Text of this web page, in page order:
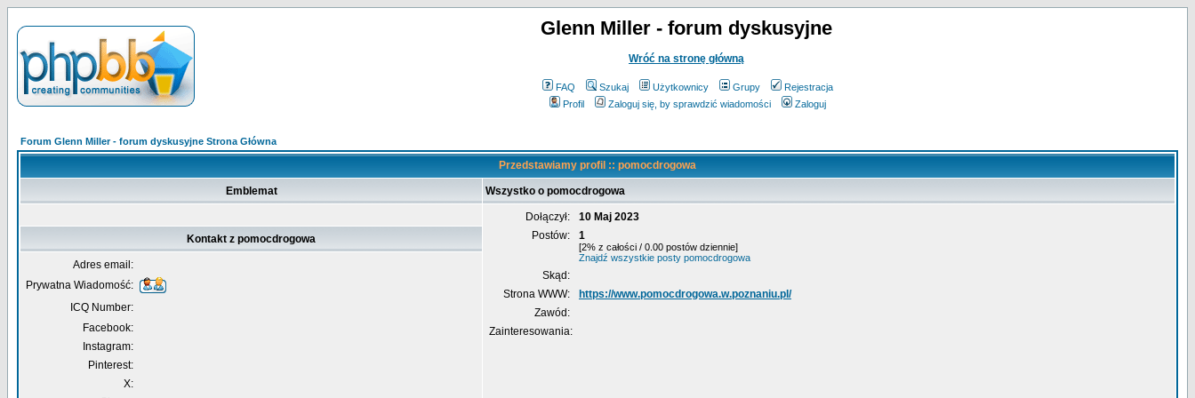
Glenn Miller - forum dyskusyjne
Wróć na stronę główną
FAQ Szukaj Użytkownicy Grupy
Rejestracja
Profil
Zaloguj się, by sprawdzić wiadomości Zaloguj
Forum Glenn Miller - forum dyskusyjne Strona Główna
Przedstawiamy profil :: pomocdrogowa
Emblemat Wszystko o pomocdrogowa
Dołączył:
10 Maj 2023
Postów:
1
[2% z całości / 0.00 postów dziennie]
Znajdź wszystkie posty pomocdrogowa
Skąd:
Strona WWW:
https://www.pomocdrogowa.w.poznaniu.pl/
Zawód:
Zainteresowania:
Kontakt z pomocdrogowa
Adres email:
Prywatna Wiadomość:
ICQ Number:
Facebook:
Instagram:
Pinterest:
X: